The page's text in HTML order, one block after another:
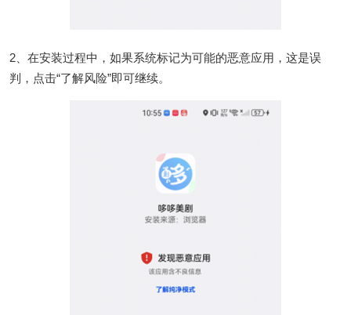
2、在安装过程中，如果系统标记为可能的恶意应用，这是误
判，点击“了解风险”即可继续。